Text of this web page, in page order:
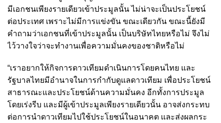
มีเอกชนเพียงรายเดียวเข้าประมูลนั้น ไม่น่าจะเป็นประโยชน์
ต่อประเทศ เพราะไม่มีการแข่งขัน ขณะเดียวกัน ขณะนี้ยังมี
คำถามว่าเอกชนที่เข้าประมูลนั้น เป็นบริษัทไทยหรือไม่ จึงไม่
ไว้วางใจว่าจะทำงานเพื่อความมั่นคงของชาติหรือไม่
“เราอยากให้กิจการดาวเทียมดำเนินการโดยคนไทย และ
รัฐบาลไทยมีอำนาจในการกำกับดูแลดาวเทียม เพื่อประโยชน์
สาธารณะและประโยชน์ด้านความมั่นคง อีกทั้งการประมูล
โดยเร่งรีบ และมีผู้เข้าประมูลเพียงรายเดียวนั้น อาจส่งกระทบ
ต่อการนำดาวเทียมไปใช้ประโยชน์ในอนาคต และส่งผลกระ